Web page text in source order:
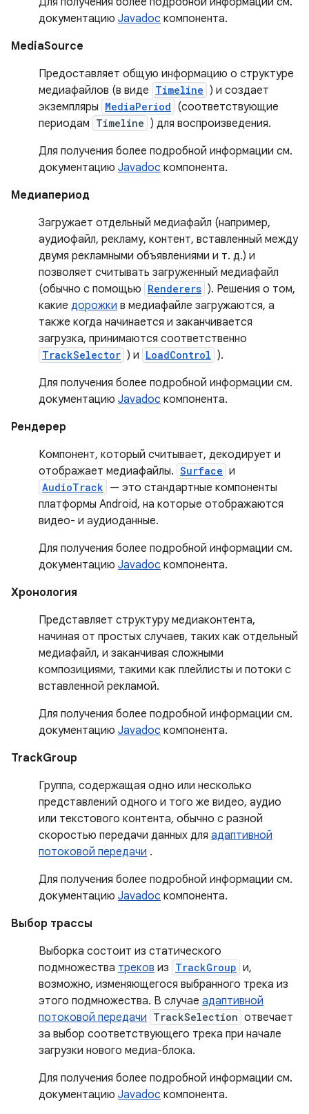
документацию Javadoc компонента.
MediaSource
Предоставляет общую информацию о структуре
медиафайлов (в виде Timeline ) и создает
экземпляры MediaPeriod (соответствующие
периодам Timeline ) для воспроизведения.
Для получения более подробной информации см.
документацию Javadoc компонента.
Медиапериод
Загружает отдельный медиафайл (например,
аудиофайл, рекламу, контент, вставленный между
двумя рекламными объявлениями и т. д.) и
позволяет считывать загруженный медиафайл
(обычно с помощью Renderers ). Решения о том,
какие дорожки в медиафайле загружаются, а
также когда начинается и заканчивается
загрузка, принимаются соответственно
TrackSelector ) и LoadControl ).
Для получения более подробной информации см.
документацию Javadoc компонента.
Рендерер
Компонент, который считывает, декодирует и
отображает медиафайлы. Surface и
AudioTrack — это стандартные компоненты
платформы Android, на которые отображаются
видео- и аудиоданные.
Для получения более подробной информации см.
документацию Javadoc компонента.
Хронология
Представляет структуру медиаконтента,
начиная от простых случаев, таких как отдельный
медиафайл, и заканчивая сложными
композициями, такими как плейлисты и потоки с
вставленной рекламой.
Для получения более подробной информации см.
документацию Javadoc компонента.
TrackGroup
Группа, содержащая одно или несколько
представлений одного и того же видео, аудио
или текстового контента, обычно с разной
скоростью передачи данных для адаптивной
потоковой передачи .
Для получения более подробной информации см.
документацию Javadoc компонента.
Выбор трассы
Выборка состоит из статического
подмножества треков из TrackGroup и,
возможно, изменяющегося выбранного трека из
этого подмножества. В случае адаптивной
потоковой передачи TrackSelection отвечает
за выбор соответствующего трека при начале
загрузки нового медиа-блока.
Для получения более подробной информации см.
документацию Javadoc компонента.